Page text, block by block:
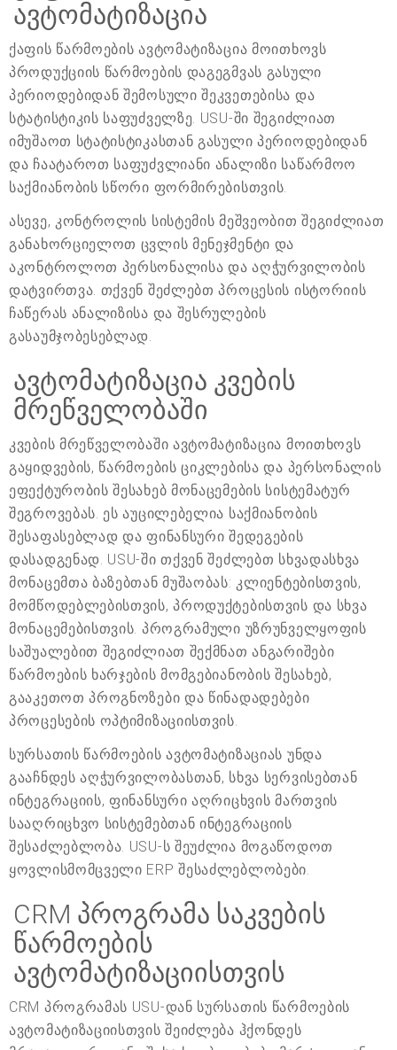
ავტომატიზაცია
ქაფის წარმოების ავტომატიზაცია მოითხოვს
პროდუქციის წარმოების დაგეგმვას გასული
პერიოდებიდან შემოსული შეკვეთებისა და
სტატისტიკის საფუძველზე. USU-ში შეგიძლიათ
იმუშაოთ სტატისტიკასთან გასული პერიოდებიდან
და ჩაატაროთ საფუძვლიანი ანალიზი საწარმოო
საქმიანობის სწორი ფორმირებისთვის.
ასევე, კონტროლის სისტემის მეშვეობით შეგიძლიათ
განახორციელოთ ცვლის მენეჯმენტი და
აკონტროლოთ პერსონალისა და აღჭურვილობის
დატვირთვა. თქვენ შეძლებთ პროცესის ისტორიის
ჩაწერას ანალიზისა და შესრულების
გასაუმჯობესებლად.
ავტომატიზაცია კვების
მრეწველობაში
კვების მრეწველობაში ავტომატიზაცია მოითხოვს
გაყიდვების, წარმოების ციკლებისა და პერსონალის
ეფექტურობის შესახებ მონაცემების სისტემატურ
შეგროვებას. ეს აუცილებელია საქმიანობის
შესაფასებლად და ფინანსური შედეგების
დასადგენად. USU-ში თქვენ შეძლებთ სხვადასხვა
მონაცემთა ბაზებთან მუშაობას: კლიენტებისთვის,
მომწოდებლებისთვის, პროდუქტებისთვის და სხვა
მონაცემებისთვის. პროგრამული უზრუნველყოფის
საშუალებით შეგიძლიათ შექმნათ ანგარიშები
წარმოების ხარჯების მომგებიანობის შესახებ,
გააკეთოთ პროგნოზები და წინადადებები
პროცესების ოპტიმიზაციისთვის.
სურსათის წარმოების ავტომატიზაციას უნდა
გააჩნდეს აღჭურვილობასთან, სხვა სერვისებთან
ინტეგრაციის, ფინანსური აღრიცხვის მართვის
სააღრიცხვო სისტემებთან ინტეგრაციის
შესაძლებლობა. USU-ს შეუძლია მოგაწოდოთ
ყოვლისმომცველი ERP შესაძლებლობები.
CRM პროგრამა საკვების
წარმოების
ავტომატიზაციისთვის
CRM პროგრამას USU-დან სურსათის წარმოების
ავტომატიზაციისთვის შეიძლება ჰქონდეს